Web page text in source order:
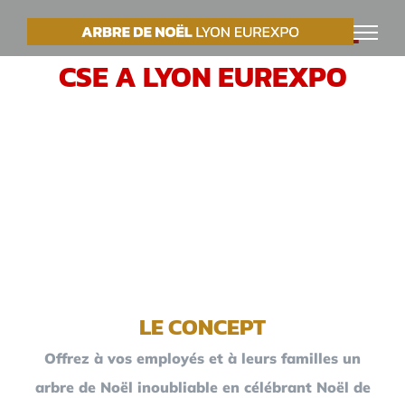
PasserVOTRE ARBRE DE NOËL
CSE A LYON EUREXPO
LE CONCEPT
Offrez à vos employés et à leurs familles un
arbre de Noël inoubliable en célébrant Noël de